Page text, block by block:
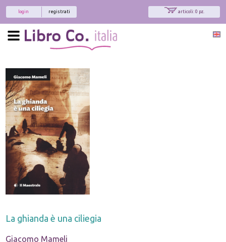
articoli: 0 pz.
registrati
login
La ghianda è una ciliegia
Giacomo Mameli